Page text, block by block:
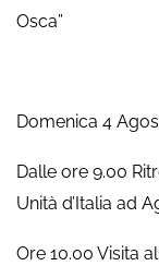
Osca”
Domenica 4
Dalle ore 9.00
Unità d’Italia ad
Ore 10.00 Visita